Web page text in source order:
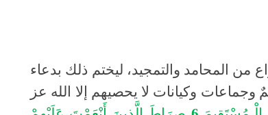
من المحامد والتمجيد، ليختم ذلك بدعاء
وجماعات وكيانات لا يحصيهم إلا الله عز